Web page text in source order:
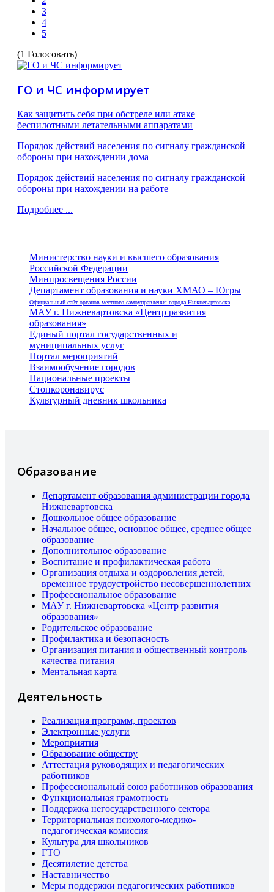
3
4
5
(1 Голосовать)
ГО и ЧС информирует
Как защитить себя при обстреле или атаке
беспилотными летательными аппаратами
Порядок действий населения по сигналу гражданской
обороны при нахождении дома
Порядок действий населения по сигналу гражданской
обороны при нахождении на работе
Подробнее ...
Министерство науки и высшего образования
Российской Федерации
Минпросвещения России
Департамент образования и науки ХМАО – Югры
Официальный сайт органов местного самоуправления города Нижневартовска
МАУ г. Нижневартовска «Центр развития
образования»
Единый портал государственных и
муниципальных услуг
Портал мероприятий
Взаимообучение городов
Национальные проекты
Стопкоронавирус
Культурный дневник школьника
Образование
Департамент образования администрации города
Нижневартовска
Дошкольное общее образование
Начальное общее, основное общее, среднее общее
образование
Дополнительное образование
Воспитание и профилактическая работа
Организация отдыха и оздоровления детей,
временное трудоустройство несовершеннолетних
Профессиональное образование
МАУ г. Нижневартовска «Центр развития
образования»
Родительское образование
Профилактика и безопасность
Организация питания и общественный контроль
качества питания
Ментальная карта
Деятельность
Реализация программ, проектов
Электронные услуги
Мероприятия
Образование обществу
Аттестация руководящих и педагогических
работников
Профессиональный союз работников образования
Функциональная грамотность
Поддержка негосударственного сектора
Территориальная психолого-медико-
педагогическая комиссия
Культура для школьников
ГТО
Десятилетие детства
Наставничество
Меры поддержки педагогических работников